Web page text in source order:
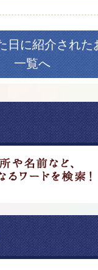
日に紹介された
一覧へ